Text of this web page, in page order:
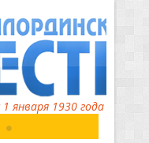
1 января 1930 года